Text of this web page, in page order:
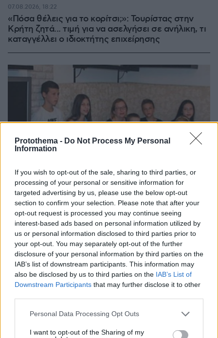
Protothema - Do Not Process My Personal
Information
If you wish to opt-out of the sale, sharing to third parties, or
processing of your personal or sensitive information for
targeted advertising by us, please use the below opt-out
section to confirm your selection. Please note that after your
opt-out request is processed you may continue seeing
interest-based ads based on personal information utilized by
us or personal information disclosed to third parties prior to
your opt-out. You may separately opt-out of the further
disclosure of your personal information by third parties on the
IAB’s list of downstream participants. This information may
also be disclosed by us to third parties on the IAB’s List of
Downstream Participants that may further disclose it to other
Please note that this website/app uses one or more Google
not limited to your visit or usage behaviour. You may click to
Personal Data Processing Opt Outs
I want to opt-out of the Sharing of my
«Πόσα θέλεις για το κορίτσι;»: Τουρίστας στην
Κρήτη ζητά... τιμή για να ασελγήσει σε ανήλικη, τι
καταγγέλλει ο ιδιοκτήτης επιχείρησης
07.08.2026, 18:22
Είδος υπό εξαφάνιση οι υπερπολύτεκνοι στην
Ελλάδα που γερνάει: Τα... δύο ταψιά μεσημεριανό,
07.08.2026, 15:59